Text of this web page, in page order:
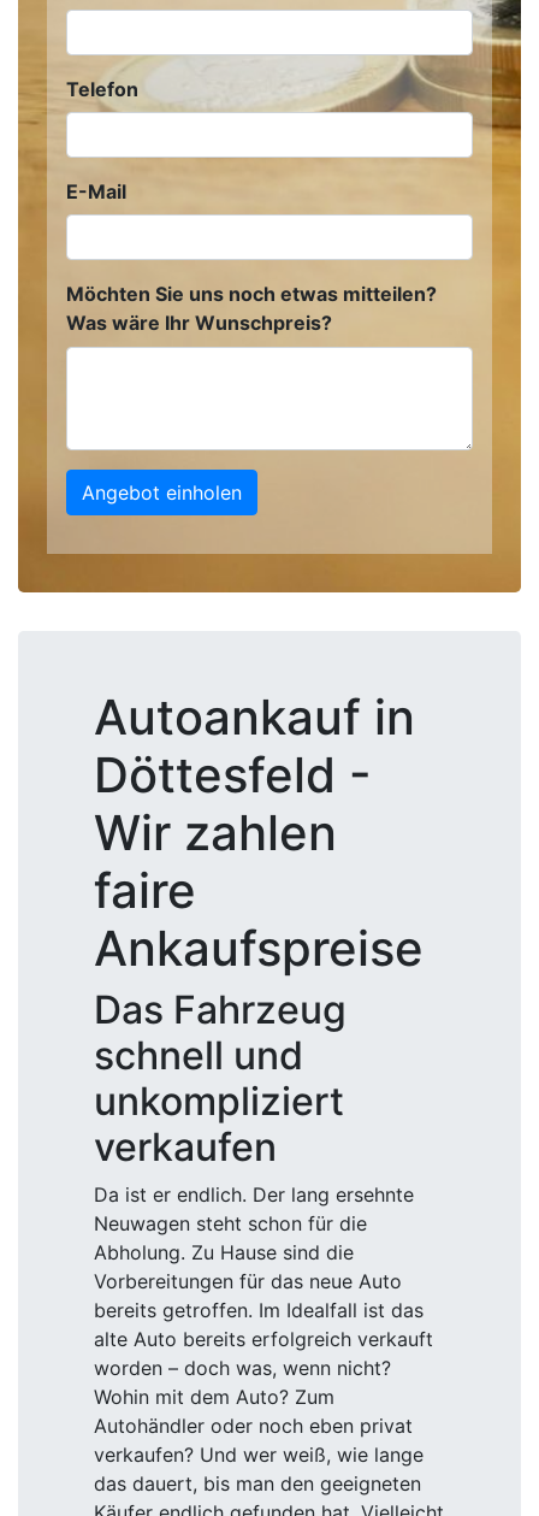
Telefon
E-Mail
Möchten Sie uns noch etwas mitteilen?
Was wäre Ihr Wunschpreis?
Angebot einholen
Autoankauf in
Döttesfeld -
Wir zahlen
faire
Ankaufspreise
Das Fahrzeug
schnell und
unkompliziert
verkaufen
Da ist er endlich. Der lang ersehnte
Neuwagen steht schon für die
Abholung. Zu Hause sind die
Vorbereitungen für das neue Auto
bereits getroffen. Im Idealfall ist das
alte Auto bereits erfolgreich verkauft
worden – doch was, wenn nicht?
Wohin mit dem Auto? Zum
Autohändler oder noch eben privat
verkaufen? Und wer weiß, wie lange
das dauert, bis man den geeigneten